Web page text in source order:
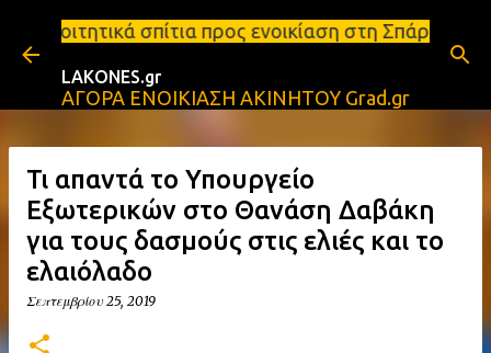
Μετάβαση στο κύριο περιεχόμενο
προς ενοικίαση στη Σπάρτη Ενοικιάσεις
LAKONES.gr
ΑΓΟΡΑ ΕΝΟΙΚΙΑΣΗ ΑΚΙΝΗΤΟΥ Grad.gr
Τι απαντά το Υπουργείο
Εξωτερικών στο Θανάση Δαβάκη
για τους δασμούς στις ελιές και το
ελαιόλαδο
Σεπτεμβρίου 25, 2019